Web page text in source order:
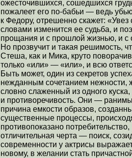
ожесточившихся, сошедшихся
пожалеет его по-бабьи — ведь
к Федору, отрешенно скажет:
словами изменится ее судьба, и
прощания и с прошлой жизнью, и с
Но прозвучит и такая решимость,
Стеша, как и Мика, круто
только «или» — «или», и всю
Быть может, один из секретов
нежданным сочетанием нежности,
словно слаженный из одного
и противоречивость. Они —
причина емкости образов,
существенные процессы,
противопоказано
отличительная черта — поиск,
современности у актрисы
новому, в желании стать